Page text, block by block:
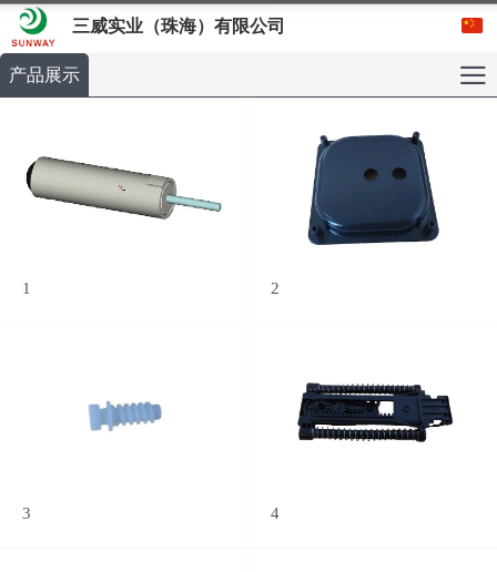
三威实业（珠海）有限公司
产品展示
1 2
3 4